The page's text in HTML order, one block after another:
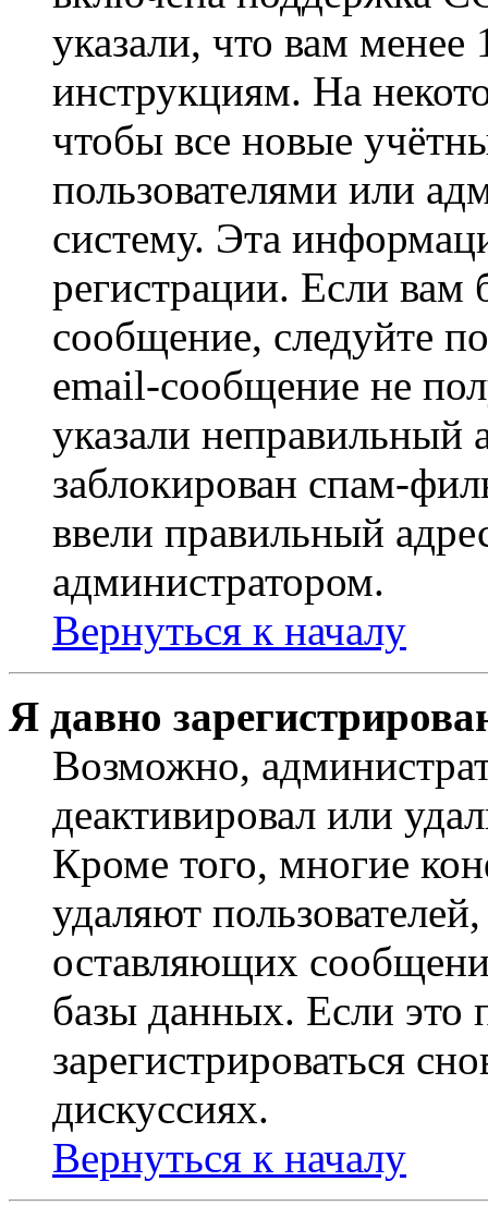
указали, что вам
инструкциям. На
чтобы все новые
пользователями или
систему. Эта
регистрации. Если
сообщение, следуйте
email-сообщение не
указали неправильный
заблокирован спам-
ввели правильный
администратором.
Вернуться к началу
Я давно
Возможно,
деактивировал или
Кроме того, многие
удаляют
оставляющих
базы данных. Если это
зарегистрироваться
дискуссиях.
Вернуться к началу